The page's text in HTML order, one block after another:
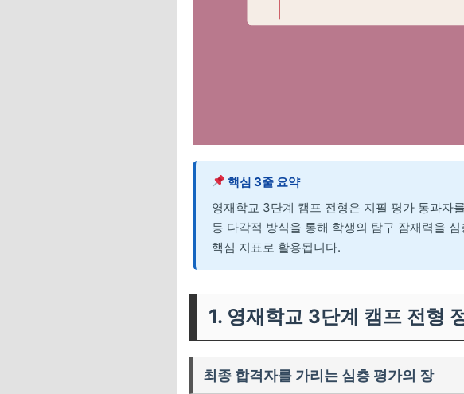
핵심 3줄 요약
영재학교 3단계 캠프 전형은 지필 평가 통과자
등 다각적 방식을 통해 학생의 탐구 잠재력을
핵심 지표로 활용됩니다.
1. 영재학교 3단계 캠프 전형
최종 합격자를 가리는 심층 평가의 장